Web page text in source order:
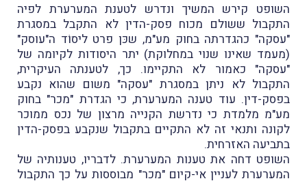
השופט קירש המשיך ונדרש לטענת המערערת לפיה
התקבול ששולם מכוח פסק-הדין לא התקבל במסגרת
"עסקה" כהגדרתה בחוק מע"מ, שכּן פרט ליסוֹד ה"עוסק"
(מעמד שאינו שנוי במחלוקת) יתר היסודות לקיומה של
"עסקה" כאמור לא התקיימו. כך, לטענתה העיקרית,
התקבול לא ניתן במסגרת "עסקה" משום שהוא נקבע
בפסק-דין. עוד טענה המערערת, כי הגדרת "מכר" בחוק
מע"מ מלמדת כי נדרשת הקנייה מרצון של נכס ממוכר
לקונה ותנאי זה לא התקיים בתקבול שנקבע בפסק-הדין
בתביעה האזרחית.
השופט דחה את טענות המערערת. לדבריו, טענותיה של
המערערת לעניין אי-קיום "מכר" מבוססות על כך התקבול